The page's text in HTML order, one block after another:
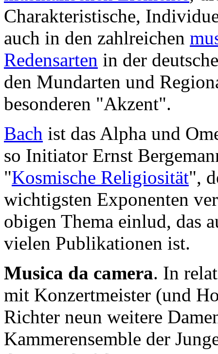
Charakteristische,
auch in den zahlreichen
Redensarten in der
den Mundarten und
besonderen "Akzent".
Bach ist das Alpha und
so Initiator Ernst
"Kosmische Religiosität",
wichtigsten Exponenten
obigen Thema einlud, das
vielen Publikationen ist.
Musica da camera. In
mit Konzertmeister (und
Richter neun weitere
Kammerensemble der